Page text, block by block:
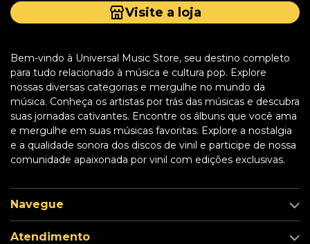
Visite a loja
Bem-vindo à Universal Music Store, seu destino completo
para tudo relacionado à música e cultura pop. Explore
nossas diversas categorias e mergulhe no mundo da
música. Conheça os artistas por trás das músicas e descubra
suas jornadas cativantes. Encontre os álbuns que você ama
e mergulhe em suas músicas favoritas. Explore a nostalgia
e a qualidade sonora dos discos de vinil e participe de nossa
comunidade apaixonada por vinil com edições exclusivas.
Navegue
Atendimento